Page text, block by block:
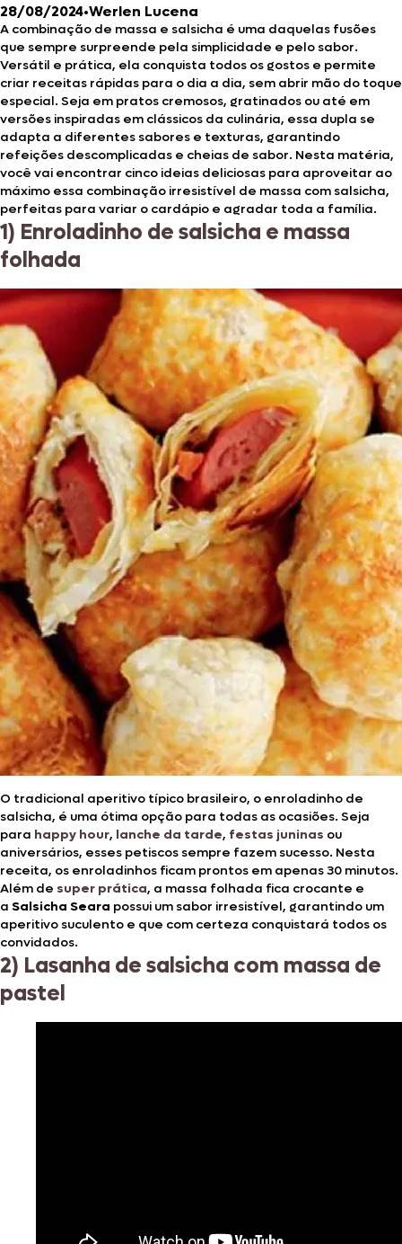
28/08/2024•Werlen Lucena
A combinação de massa e salsicha é uma daquelas fusões
que sempre surpreende pela simplicidade e pelo sabor.
Versátil e prática, ela conquista todos os gostos e permite
criar receitas rápidas para o dia a dia, sem abrir mão do toque
especial. Seja em pratos cremosos, gratinados ou até em
versões inspiradas em clássicos da culinária, essa dupla se
adapta a diferentes sabores e texturas, garantindo
refeições descomplicadas e cheias de sabor. Nesta matéria,
você vai encontrar cinco ideias deliciosas para aproveitar ao
máximo essa combinação irresistível de massa com salsicha,
perfeitas para variar o cardápio e agradar toda a família.
1) Enroladinho de salsicha e massa
folhada
O tradicional aperitivo típico brasileiro, o enroladinho de
salsicha, é uma ótima opção para todas as ocasiões. Seja
para happy hour, lanche da tarde, festas juninas ou
aniversários, esses petiscos sempre fazem sucesso. Nesta
receita, os enroladinhos ficam prontos em apenas 30 minutos.
Além de super prática, a massa folhada fica crocante e
a Salsicha Seara possui um sabor irresistível, garantindo um
aperitivo suculento e que com certeza conquistará todos os
convidados.
2) Lasanha de salsicha com massa de
pastel